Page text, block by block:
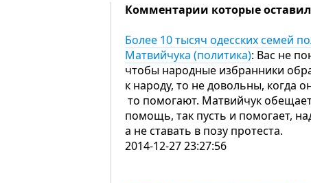
Комментарии которые оставил
Более 10 тысяч одесских семей
Матвийчука (политика): Вас не
чтобы народные избранники
к народу, то не довольны, когда
то помогают. Матвийчук
помощь, так пусть и помогает,
а не ставать в позу протеста.
2014-12-27 23:27:56